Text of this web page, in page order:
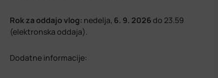
Rok za oddajo vlog: nedelja, 6. 9. 2026 do 23.59
(elektronska oddaja).
Dodatne informacije: